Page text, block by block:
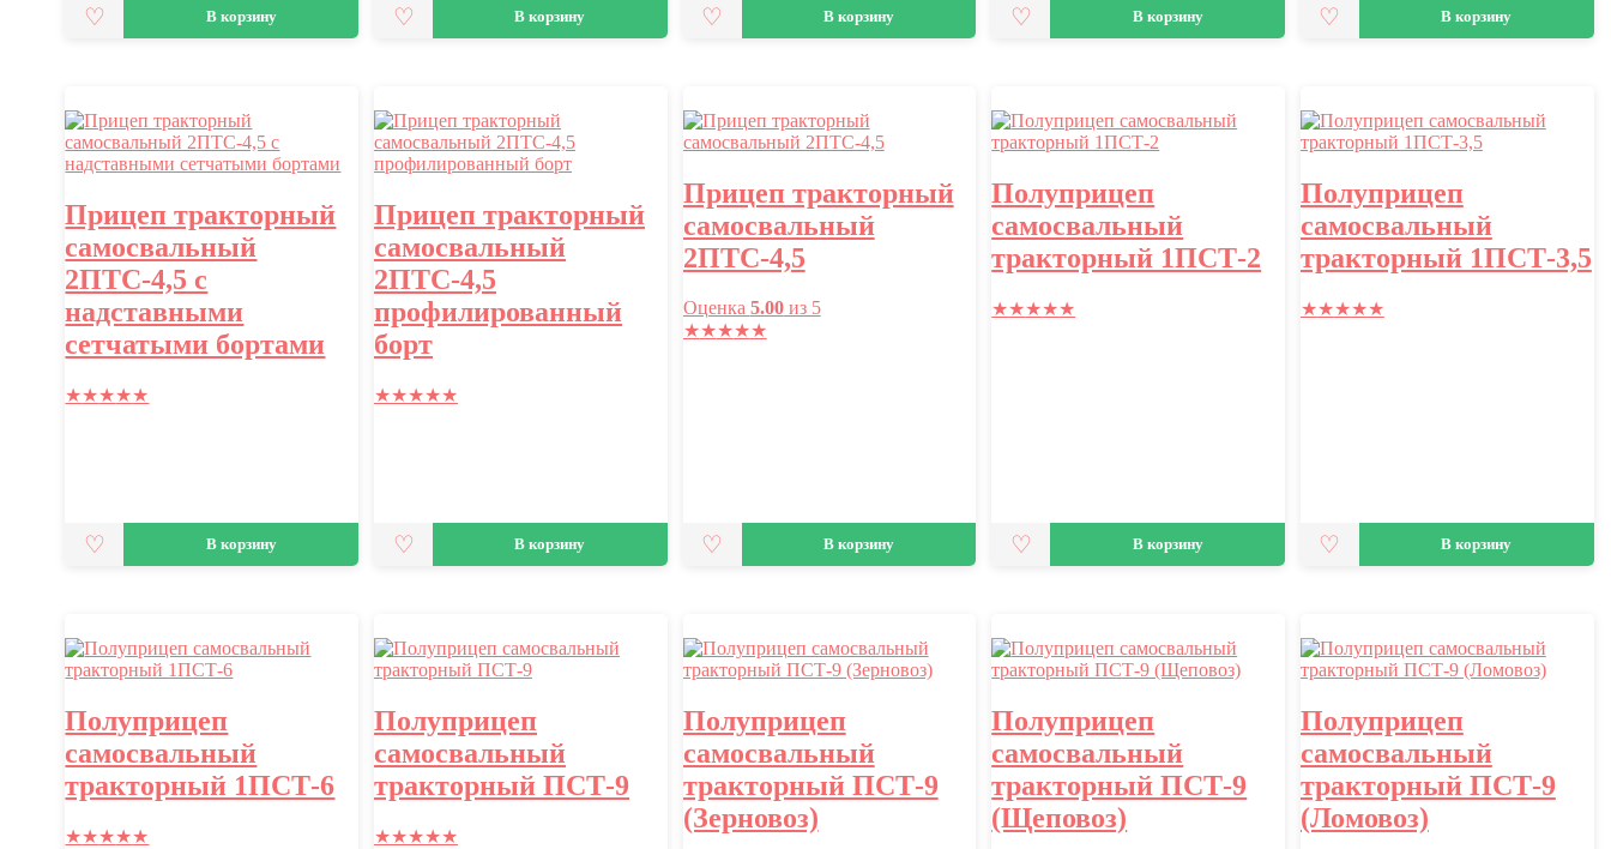
В корзину В корзину В корзину В корзину В корзину
Прицеп тракторный
самосвальный
2ПТС-4,5 с
надставными
сетчатыми бортами
★★★★★
В корзину
Прицеп тракторный
самосвальный
2ПТС-4,5
профилированный
борт
★★★★★
В корзину
Прицеп тракторный
самосвальный
2ПТС-4,5
Оценка 5.00из 5
★★★★★
В корзину
Полуприцеп
самосвальный
тракторный 1ПСТ-2
★★★★★
В корзину
Полуприцеп
самосвальный
тракторный 1ПСТ-3,5
★★★★★
В корзину
Полуприцеп
самосвальный
тракторный 1ПСТ-6
★★★★★
Полуприцеп
самосвальный
тракторный ПСТ-9
★★★★★
Полуприцеп
самосвальный
тракторный ПСТ-9
(Зерновоз)
Полуприцеп
самосвальный
тракторный ПСТ-9
(Щеповоз)
Полуприцеп
самосвальный
тракторный ПСТ-9
(Ломовоз)